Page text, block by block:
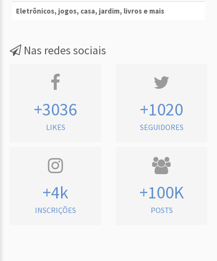
Eletrônicos, jogos, casa, jardim, livros e mais
Nas redes sociais
+3036
LIKES
+1020
SEGUIDORES
+4k
INSCRIÇÕES
+100K
POSTS